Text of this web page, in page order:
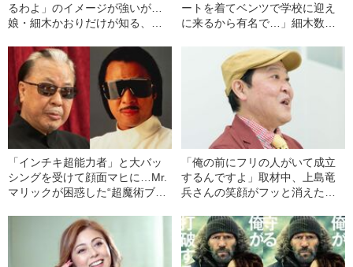
るわよ」のイメージが強いが…
娘・細木かおりだけが知る、
レビに出たあと「きついこと言
い過ぎたかしら』と気にし
て…」
ートを着てベンツで学校に迎え
に来るから有名で…」細木数子
「ばあば」と過ごした“幼少期の
「インチキ超能力者」と大バッ
シングを受けて顔面マヒに…Mr.
マリックが困惑した“超魔術ブー
「俺の前にフリの人がいて成立
するんですよ」取材中、上島竜
兵さんの笑顔がフッと消えた瞬